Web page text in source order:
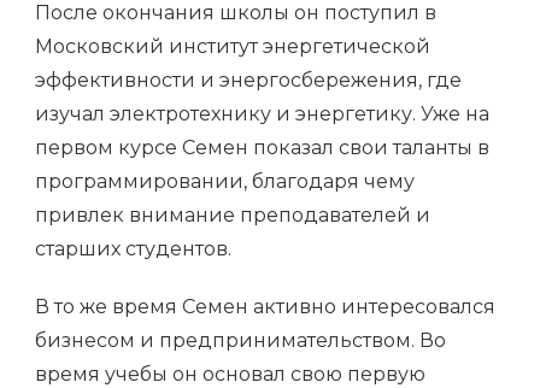
После окончания школы он поступил в
Московский институт энергетической
эффективности и энергосбережения, где
изучал электротехнику и энергетику. Уже на
первом курсе Семен показал свои таланты в
программировании, благодаря чему
привлек внимание преподавателей и
старших студентов.
В то же время Семен активно интересовался
бизнесом и предпринимательством. Во
время учебы он основал свою первую